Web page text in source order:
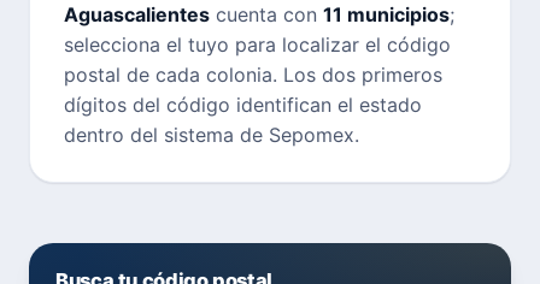
Aguascalientes cuenta con 11 municipios;
selecciona el tuyo para localizar el código
postal de cada colonia. Los dos primeros
dígitos del código identifican el estado
dentro del sistema de Sepomex.